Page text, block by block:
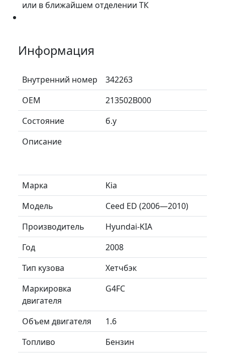
или в ближайшем отделении ТК
Информация
Внутренний номер
342263
ОЕМ
213502B000
Состояние
б.у
Описание
Марка
Kia
Модель
Ceed ED (2006—2010)
Производитель
Hyundai-KIA
Год
2008
Тип кузова
Хетчбэк
Маркировка
двигателя
G4FC
Объем двигателя
1.6
Топливо
Бензин